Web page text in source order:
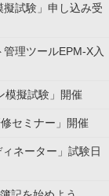
試験」申し込み受
理ツールEPM-X入
模擬試験」開催
セミナー」開催
ネーター」試験日